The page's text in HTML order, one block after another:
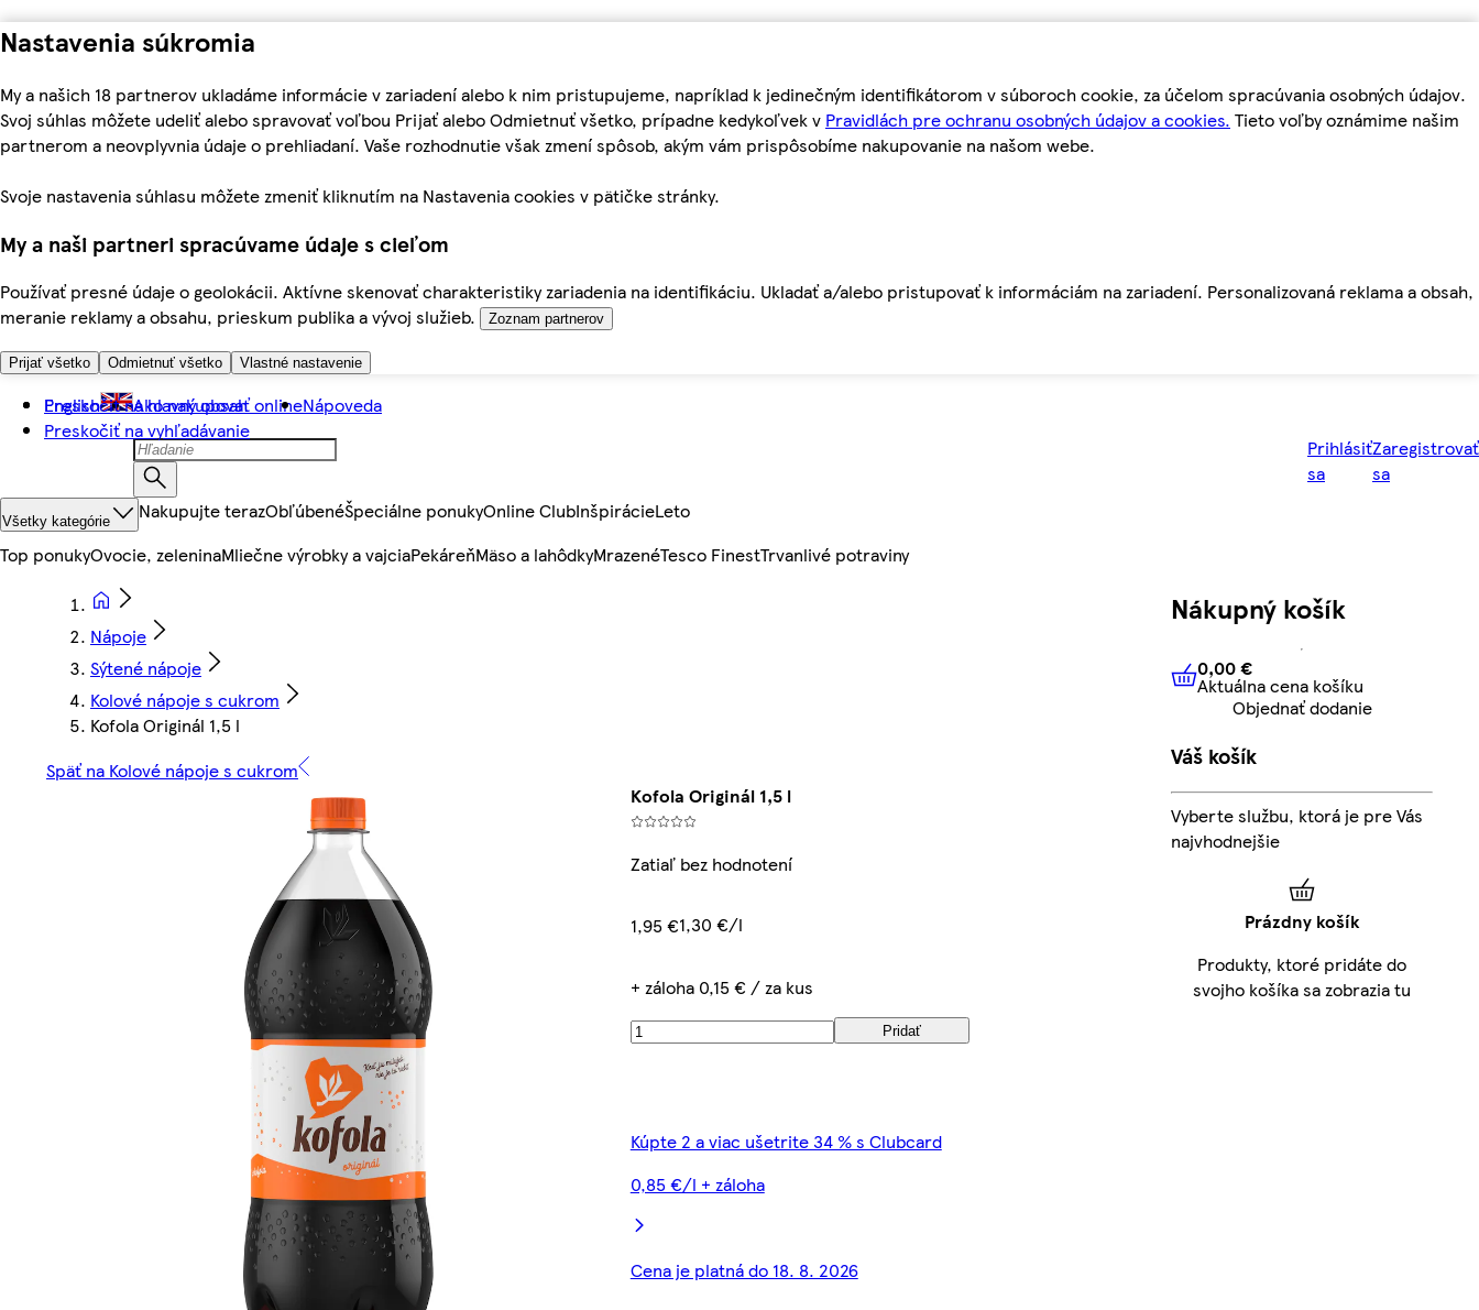
Nastavenia súkromia
My a našich 18 partnerov ukladáme informácie v zariadení alebo k nim pristupujeme, napríklad k jedinečným identifikátorom v súboroch cookie, za účelom spracúvania osobných údajov.
Svoj súhlas môžete udeliť alebo spravovať voľbou Prijať alebo Odmietnuť všetko, prípadne kedykoľvek v Pravidlách pre ochranu osobných údajov a cookies. Tieto voľby oznámime našim
partnerom a neovplyvnia údaje o prehliadaní. Vaše rozhodnutie však zmení spôsob, akým vám prispôsobíme nakupovanie na našom webe.
Svoje nastavenia súhlasu môžete zmeniť kliknutím na Nastavenia cookies v pätičke stránky.
My a naši partneri spracúvame údaje s cieľom
Používať presné údaje o geolokácii. Aktívne skenovať charakteristiky zariadenia na identifikáciu. Ukladať a/alebo pristupovať k informáciám na zariadení. Personalizovaná reklama a obsah,
meranie reklamy a obsahu, prieskum publika a vývoj služieb.
Zoznam partnerov
Prijať všetko Odmietnuť všetko Vlastné nastavenie
Preskočiť na hlavný obsah
Preskočiť na vyhľadávanie
English Ako nakupovať onlineNápoveda
Prihlásiť
sa
Zaregistrovať
sa
Všetky kategórie Nakupujte terazObľúbenéŠpeciálne ponukyOnline ClubInšpirácieLeto
Top ponukyOvocie, zeleninaMliečne výrobky a vajciaPekáreňMäso a lahôdkyMrazenéTesco FinestTrvanlivé potraviny
Nápoje
Sýtené nápoje
Kolové nápoje s cukrom
Kofola Originál 1,5 l
Späť na Kolové nápoje s cukrom
Kofola Originál 1,5 l
Zatiaľ bez hodnotení
1,95 €1,30 €/l
+ záloha 0,15 € / za kus
Pridať
Kúpte 2 a viac ušetrite 34 % s Clubcard
0,85 €/l + záloha
Cena je platná do 18. 8. 2026
Nákupný košík
0,00 € Aktuálna cena košíku
0,00 €
Aktuálna cena košíku
Objednať dodanie
Váš košík
Vyberte službu, ktorá je pre Vás
najvhodnejšie
Prázdny košík
Produkty, ktoré pridáte do
svojho košíka sa zobrazia tu